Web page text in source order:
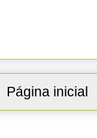
Página inicial